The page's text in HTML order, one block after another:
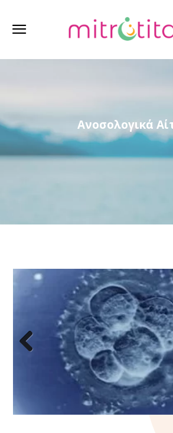
Ανοσολογικά